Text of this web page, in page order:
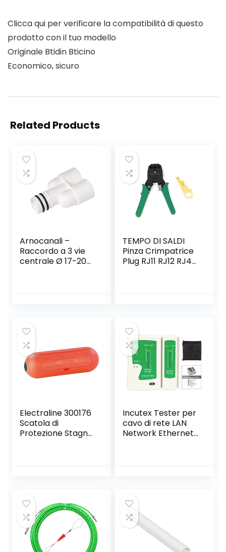
Clicca qui per verificare la compatibilità di questo
prodotto con il tuo modello
Originale Btidin Bticino
Economico, sicuro
Related Products
Arnocanali –
Raccordo a 3 vie
centrale Ø 17-20
TEMPO DI SALDI
Pinza Crimpatrice
Plug RJ11 RJ12 RJ45
Electraline 300176
Scatola di
Protezione Stagna
Incutex Tester per
cavo di rete LAN
Network Ethernet